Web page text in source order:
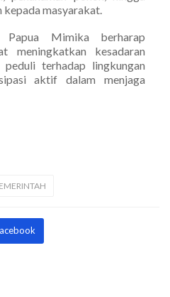
masyarakat.
Papua Mimika berharap
meningkatkan kesadaran
terhadap lingkungan
aktif dalam menjaga